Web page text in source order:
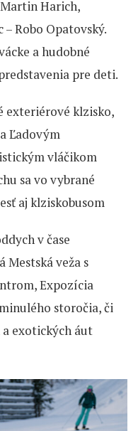
Harich,
Robo Opatovský.
a hudobné
pre deti.
exteriérové klzisko,
Ľadovým
vláčikom
sa vo vybrané
aj klziskobusom
v čase
Mestská veža s
Expozícia
storočia, či
exotických áut